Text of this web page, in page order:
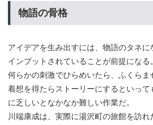
物語の骨格
アイデアを生み出すには、物語のタネに
インプットされていることが前提になる
何らかの刺激でひらめいたら、ふくらま
着想を得たらストーリーにするといって
に乏しいとなかなか難しい作業だ。
川端康成は、実際に湯沢町の旅館を訪れ